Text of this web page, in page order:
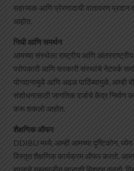
सहाय्यक आणि प्रेरणादायी वातावरण प्रदान
आहोत.
निधी आणि समर्थन
आमच्या संस्थेला राष्ट्रीय आणि
परोपकारी आणि सरकारी संस्थांचे नेटवर्क
योगदानामुळे आणि अढळ पाठिंब्यामुळे, आम्ही
संशोधनासाठी जागतिक दर्जाचे केंद्र
करू शकलो आहोत.
शैक्षणिक ऑफर
DDIBU मध्ये, आम्ही आमच्या दृष्टिकोन, ध्येय
विस्तृत शैक्षणिक कार्यक्रम ऑफर करतो.